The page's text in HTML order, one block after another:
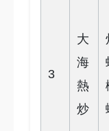
3
大
海
熱
炒